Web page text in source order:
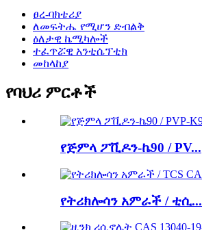
ፀረ-ባክቴሪያ
ለመፍትሔ የሚሆን ድብልቅ
ዕለታዊ ኬሚካሎች
ተፈጥሯዊ አንቲሴፕቲክ
መከላከያ
የባህሪ ምርቶች
የጅምላ ፖቪዶን-ኬ90 / PV...
የትሪክሎሳን አምራች / ቲሲ...